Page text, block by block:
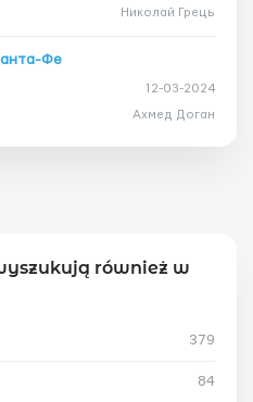
Николай Грець
Фе
12-03-2024
Ахмед Доган
również w
379
84